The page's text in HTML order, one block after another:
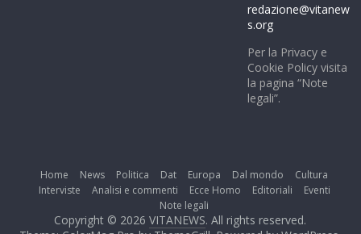
redazione@vitanew
s.org
Per la Privacy e
Cookie Policy visita
la pagina “Note
legali”.
Home News Politica Dat Europa Dal mondo
Cultura
Interviste
Analisi e commenti Ecce Homo Editoriali
Eventi
Note legali
Copyright © 2026VITANEWS. All rights reserved.